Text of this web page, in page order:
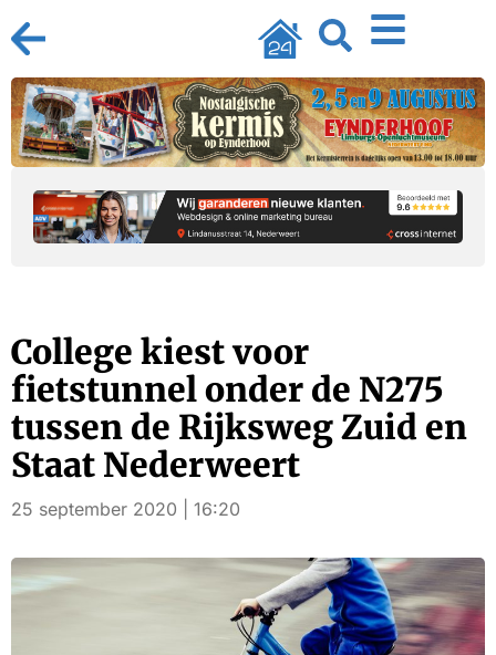
College kiest voor
fietstunnel onder de N275
tussen de Rijksweg Zuid en
Staat Nederweert
25 september 2020 | 16:20